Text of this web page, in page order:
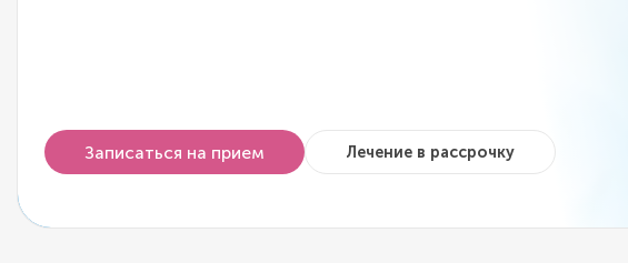
Записаться на прием Лечение в рассрочку